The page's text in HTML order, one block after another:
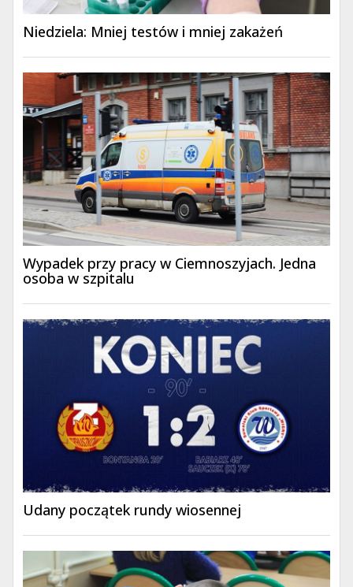
Niedziela: Mniej testów i mniej zakażeń
Wypadek przy pracy w Ciemnoszyjach. Jedna
osoba w szpitalu
Udany początek rundy wiosennej